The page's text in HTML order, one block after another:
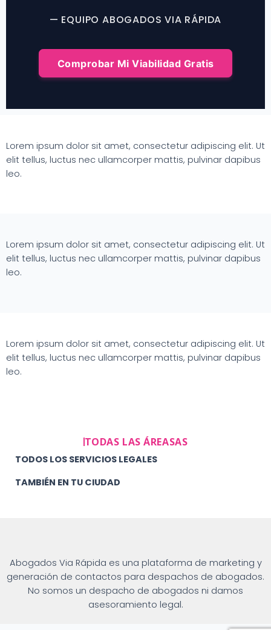
— EQUIPO ABOGADOS VIA RÁPIDA
Comprobar Mi Viabilidad Gratis
Lorem ipsum dolor sit amet, consectetur adipiscing elit. Ut
elit tellus, luctus nec ullamcorper mattis, pulvinar dapibus
leo.
Lorem ipsum dolor sit amet, consectetur adipiscing elit. Ut
elit tellus, luctus nec ullamcorper mattis, pulvinar dapibus
leo.
Lorem ipsum dolor sit amet, consectetur adipiscing elit. Ut
elit tellus, luctus nec ullamcorper mattis, pulvinar dapibus
leo.
TODAS LAS ÁREASAS
TODOS LOS SERVICIOS LEGALES
TAMBIÉN EN TU CIUDAD
Abogados Via Rápida es una plataforma de marketing y
generación de contactos para despachos de abogados.
No somos un despacho de abogados ni damos
asesoramiento legal.